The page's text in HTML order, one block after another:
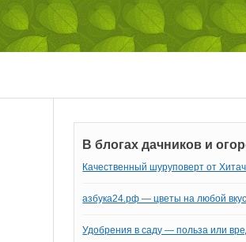
В блогах дачников и
Качественный шуруповерт от
азбука24.рф — цветы на любой
Удобрения в саду — польза или